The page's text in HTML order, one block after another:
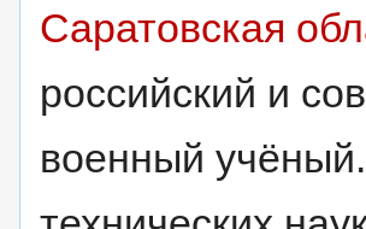
Саратовская
российский и
военный